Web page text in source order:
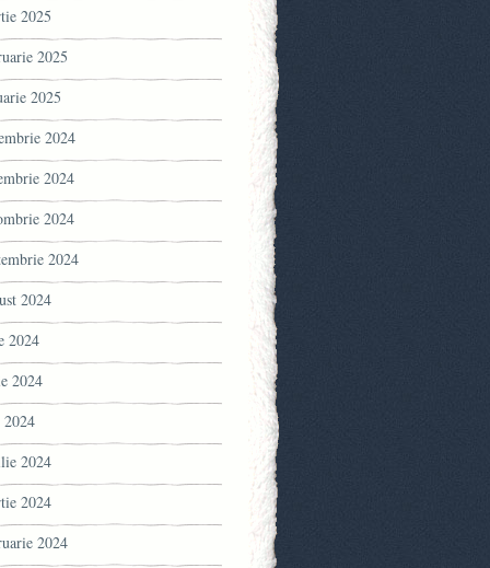
2025
2025
2025
2024
2024
2024
2024
2024
2024
2024
2024
2024
2024